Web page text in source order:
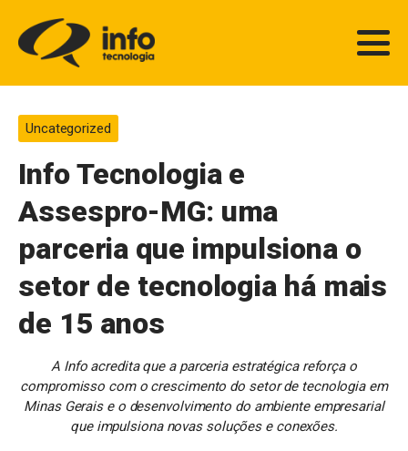
Uncategorized
Info Tecnologia e
Assespro-MG: uma
parceria que impulsiona o
setor de tecnologia há mais
de 15 anos
A Info acredita que a parceria estratégica reforça o
compromisso com o crescimento do setor de tecnologia em
Minas Gerais e o desenvolvimento do ambiente empresarial
que impulsiona novas soluções e conexões.